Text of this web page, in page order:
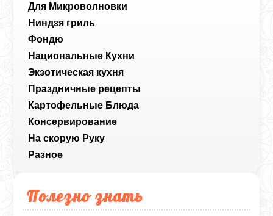
Для Микроволновки
Ниндзя гриль
Фондю
Национальные Кухни
Экзотическая кухня
Праздничные рецепты
Картофельные Блюда
Консервирование
На скорую Руку
Разное
Полезно знать